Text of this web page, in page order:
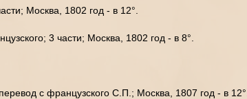
Москва, 1802 год - в 12°.
3 части; Москва, 1802 год - в 8°.
с французского С.П.; Москва, 1807 год - в 12°.